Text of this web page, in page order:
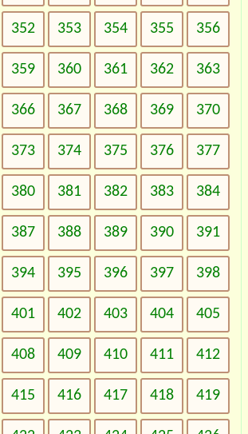
352 353 354 355 356
359 360 361 362 363
366 367 368 369 370
373 374 375 376 377
380 381 382 383 384
387 388 389 390 391
394 395 396 397 398
401 402 403 404 405
408 409 410 411 412
415 416 417 418 419